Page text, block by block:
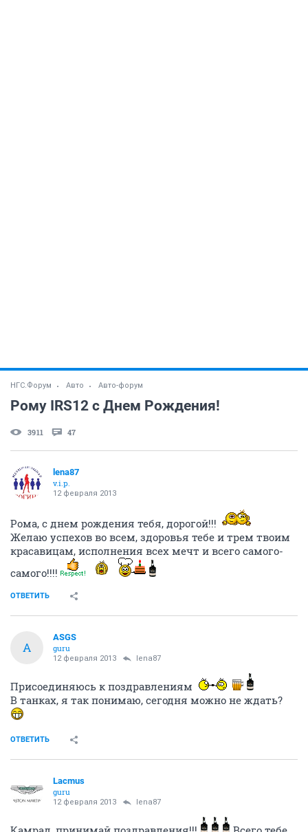
НГС.Форум Авто Авто-форум
Рому IRS12 с Днем Рождения!
3911 47
lena87
v.i.p.
12 февраля 2013
Рома, с днем рождения тебя, дорогой!!!
Желаю успехов во всем, здоровья тебе и трем твоим
красавицам, исполнения всех мечт и всего самого-
самого!!!!
ОТВЕТИТЬ
A
ASGS
guru
12 февраля 2013 lena87
Присоединяюсь к поздравлениям
В танках, я так понимаю, сегодня можно не ждать?
ОТВЕТИТЬ
Lacmus
guru
12 февраля 2013 lena87